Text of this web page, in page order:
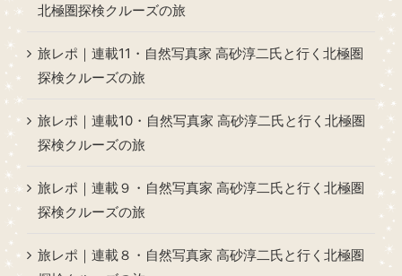
北極圏探検クルーズの旅
旅レポ｜連載11・自然写真家 高砂淳二氏と行く北極圏
探検クルーズの旅
旅レポ｜連載10・自然写真家 高砂淳二氏と行く北極圏
探検クルーズの旅
旅レポ｜連載９・自然写真家 高砂淳二氏と行く北極圏
探検クルーズの旅
旅レポ｜連載８・自然写真家 高砂淳二氏と行く北極圏